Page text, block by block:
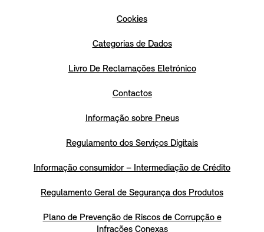
Cookies
Categorias de Dados
Livro De Reclamações Eletrónico
Contactos
Informação sobre Pneus
Regulamento dos Serviços Digitais
Informação consumidor – Intermediação de Crédito
Regulamento Geral de Segurança dos Produtos
Plano de Prevenção de Riscos de Corrupção e
Infrações Conexas